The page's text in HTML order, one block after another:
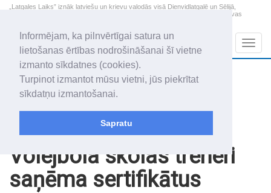
Informējam, ka pilnvērtīgai satura un
lietošanas ērtības nodrošināšanai šī vietne
izmanto sīkdatnes (cookies).
Turpinot izmantot mūsu vietni, jūs piekrītat
sīkdatņu izmantošanai.
Sapratu
„Latgales Laiks” iznāk latviešu un krievu valodās visā Dienvidlatgalē un Sēlijā,
„Latgales Laiks” latviešu valodā aptver Daugavpils valstspilsētu, Augšdaugavas
2026. gada 8. augusts
Sestdiena
Mudīte, Vladislava, Vladislavs
+18.8
Volejbola skolas treneri
saņēma sertifikātus